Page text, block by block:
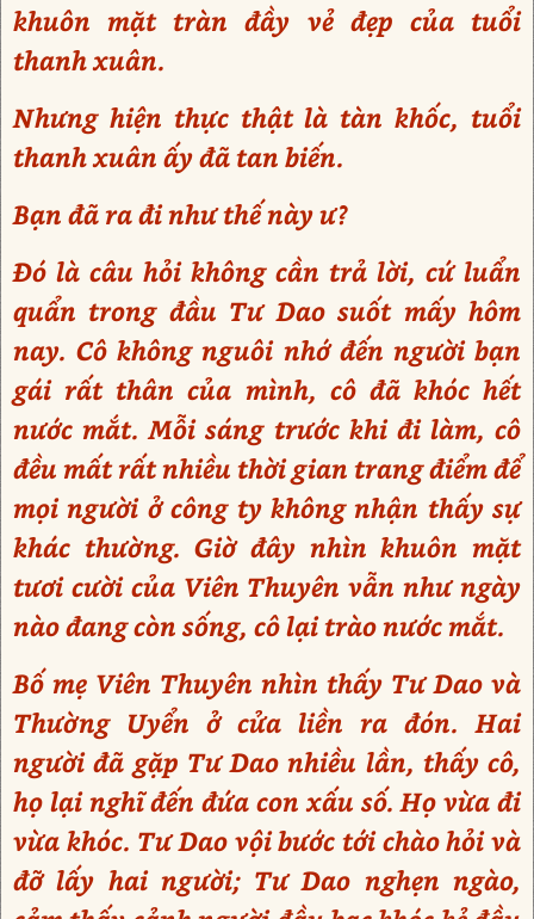
khuôn mặt tràn đầy vẻ đẹp của tuổi
thanh xuân.
Nhưng hiện thực thật là tàn khốc, tuổi
thanh xuân ấy đã tan biến.
Bạn đã ra đi như thế này ư?
Đó là câu hỏi không cần trả lời, cứ luẩn
quẩn trong đầu Tư Dao suốt mấy hôm
nay. Cô không nguôi nhớ đến người bạn
gái rất thân của mình, cô đã khóc hết
nước mắt. Mỗi sáng trước khi đi làm, cô
đều mất rất nhiều thời gian trang điểm để
mọi người ở công ty không nhận thấy sự
khác thường. Giờ đây nhìn khuôn mặt
tươi cười của Viên Thuyên vẫn như ngày
nào đang còn sống, cô lại trào nước mắt.
Bố mẹ Viên Thuyên nhìn thấy Tư Dao và
Thường Uyển ở cửa liền ra đón. Hai
người đã gặp Tư Dao nhiều lần, thấy cô,
họ lại nghĩ đến đứa con xấu số. Họ vừa đi
vừa khóc. Tư Dao vội bước tới chào hỏi và
đỡ lấy hai người; Tư Dao nghẹn ngào,